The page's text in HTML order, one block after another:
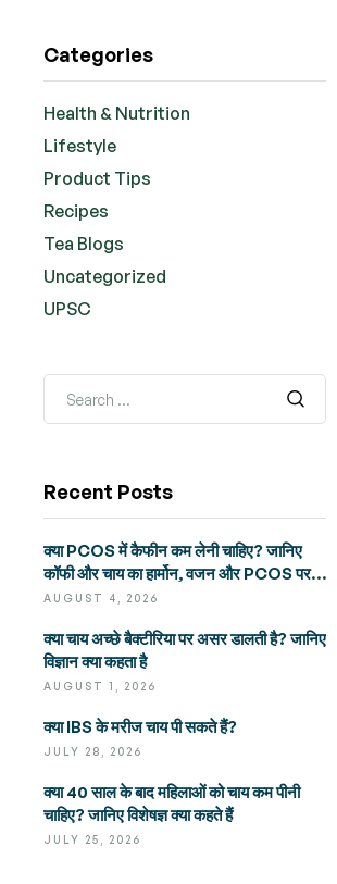
Categories
Health & Nutrition
Lifestyle
Product Tips
Recipes
Tea Blogs
Uncategorized
UPSC
Recent Posts
AUGUST 4, 2026
क्या PCOS में कैफीन कम लेनी चाहिए? जानिए
कॉफी और चाय का हार्मोन, वजन और PCOS पर
असर
AUGUST 1, 2026
क्या चाय अच्छे बैक्टीरिया पर असर डालती है? जानिए
विज्ञान क्या कहता है
JULY 28, 2026
क्या IBS के मरीज चाय पी सकते हैं?
JULY 25, 2026
क्या 40 साल के बाद महिलाओं को चाय कम पीनी
चाहिए? जानिए विशेषज्ञ क्या कहते हैं